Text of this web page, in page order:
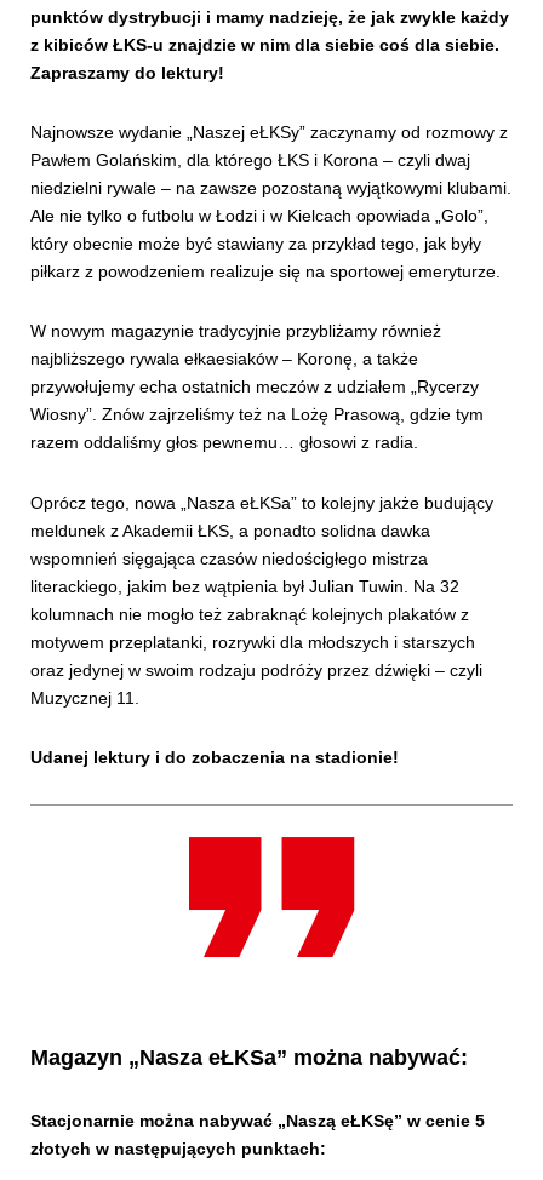
punktów dystrybucji i mamy nadzieję, że jak zwykle każdy
z kibiców ŁKS-u znajdzie w nim dla siebie coś dla siebie.
Zapraszamy do lektury!
Najnowsze wydanie „Naszej eŁKSy” zaczynamy od rozmowy z
Pawłem Golańskim, dla którego ŁKS i Korona – czyli dwaj
niedzielni rywale – na zawsze pozostaną wyjątkowymi klubami.
Ale nie tylko o futbolu w Łodzi i w Kielcach opowiada „Golo”,
który obecnie może być stawiany za przykład tego, jak były
piłkarz z powodzeniem realizuje się na sportowej emeryturze.
W nowym magazynie tradycyjnie przybliżamy również
najbliższego rywala ełkaesiaków – Koronę, a także
przywołujemy echa ostatnich meczów z udziałem „Rycerzy
Wiosny”. Znów zajrzeliśmy też na Lożę Prasową, gdzie tym
razem oddaliśmy głos pewnemu… głosowi z radia.
Oprócz tego, nowa „Nasza eŁKSa” to kolejny jakże budujący
meldunek z Akademii ŁKS, a ponadto solidna dawka
wspomnień sięgająca czasów niedościgłego mistrza
literackiego, jakim bez wątpienia był Julian Tuwin. Na 32
kolumnach nie mogło też zabraknąć kolejnych plakatów z
motywem przeplatanki, rozrywki dla młodszych i starszych
oraz jedynej w swoim rodzaju podróży przez dźwięki – czyli
Muzycznej 11.
Udanej lektury i do zobaczenia na stadionie!
Magazyn „Nasza eŁKSa” można nabywać:
Stacjonarnie można nabywać „Naszą eŁKSę” w cenie 5
złotych w następujących punktach: